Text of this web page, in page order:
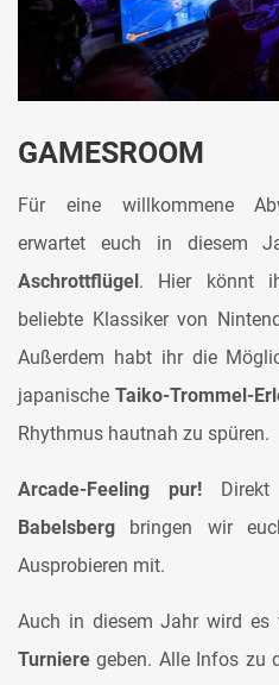
GAMESROOM
Für eine willkommene
erwartet euch in diesem
Aschrottflügel . Hier könnt
beliebte Klassiker von
Außerdem habt ihr die
japanische Taiko-Trommel-
Rhythmus hautnah zu spüren.
Arcade-Feeling pur!
Babelsberg bringen wir
Ausprobieren mit.
Auch in diesem Jahr wird es
Turniere geben. Alle Infos zu